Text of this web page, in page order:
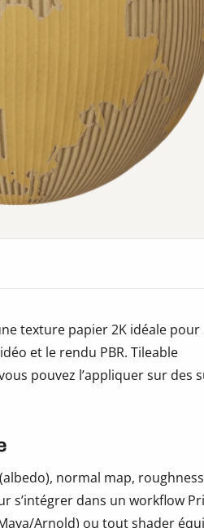
texture papier 2K idéale pour
et le rendu PBR. Tileable
pouvez l’appliquer sur des
normal map,
s’intégrer dans un workflow
Arnold) ou tout shader